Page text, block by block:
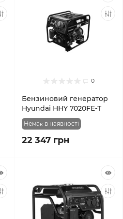
0
Бензиновий генератор
Hyundai HHY 7020FE-T
Немає в наявності
22 347 грн